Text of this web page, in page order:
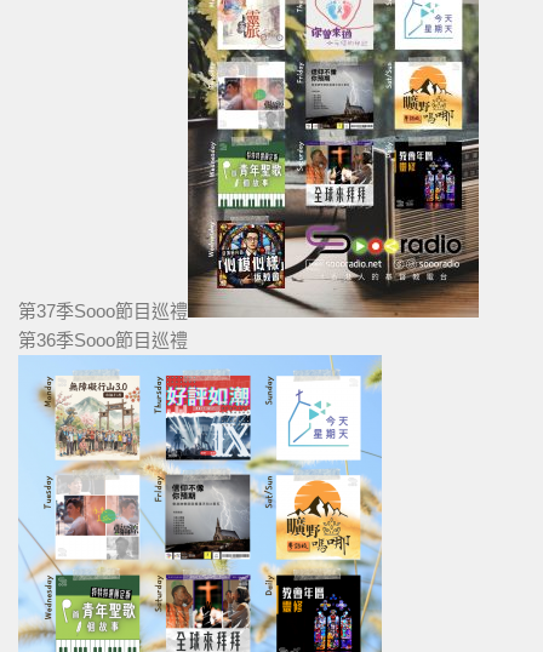
第37季Sooo節目巡禮
第36季Sooo節目巡禮